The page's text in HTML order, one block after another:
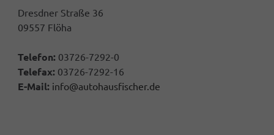
Dresdner Straße 36
09557 Flöha
Telefon: 03726-7292-0
Telefax: 03726-7292-16
E-Mail: info@autohausfischer.de